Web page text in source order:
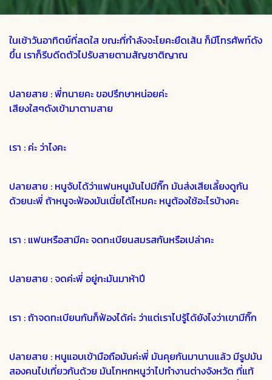
ในเช้าวันอาทิตย์ที่สดใส ขณะที่กำลังจะโยคะยืดเส้น ก็มีโทรศัพท์ดัง
ขึ้น เราก็รีบดีดตัวไปรับสายตามสัญชาติญาณ
ปลายสาย : พี่ทนายคะ ขอปรึกษาหน่อยค่ะ
เสียงใสๆดังเข้ามาตามสาย
เรา : ค่ะ ว่าไงคะ
ปลายสาย : หนูจับได้ว่าแฟนหนูมันไปมีกิ๊ก มันส่งเสียเลี้ยงดูกัน
ด้วยนะพี่ ถ้าหนูจะฟ้องมันเนี่ยได้ไหมคะ หนูต้องใช้อะไรบ้างคะ
เรา : แฟนหรือสามีคะ จดทะเบียนสมรสกันหรือเปล่าคะ
ปลายสาย : จดค่ะพี่ อยู่กะมันมาห้าปี
เรา : ถ้าจดทะเบียนกันก็ฟ้องได้ค่ะ ว่าแต่เราไปรู้ได้ยังไงว่าเขามีกิ๊ก
ปลายสาย : หนูแอบเข้ามือถือมันค่ะพี่ มันคุยกันมานานแล้ว มีรูปมัน
สองคนไปเที่ยวกันด้วย มันโกหกหนูว่าไปทำงานต่างจังหวัด ที่แท้